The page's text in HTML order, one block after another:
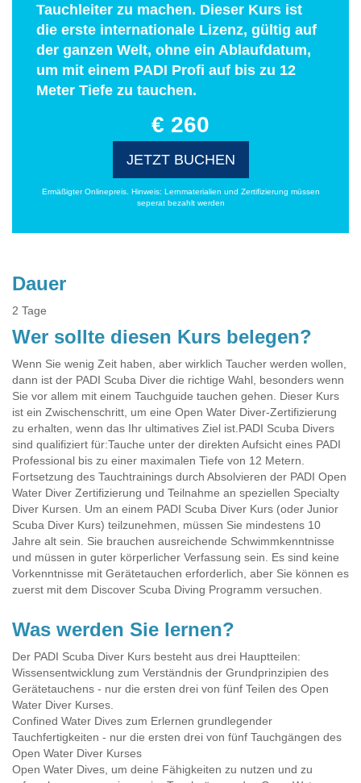
Tauchleiter zu machen. Dieser Kurs ist
die erste internationale Lizenz, gültig auf
der ganzen Welt, ohne ein Ablaufdatum,
um mit einem PADI Profi auf bis zu 12
Meter Tiefe zu tauchen.
€ 260
JETZT BUCHEN
Ermäßigter Onlinepreis. Hinweis: Lernmaterialien und Zertifizierung müssen
seperat bezahlt werden
Dauer
2 Tage
Wer sollte diesen Kurs belegen?
Wenn Sie wenig Zeit haben, aber wirklich Taucher werden wollen,
dann ist der PADI Scuba Diver die richtige Wahl, besonders wenn
Sie vor allem mit einem Tauchguide tauchen gehen. Dieser Kurs
ist ein Zwischenschritt, um eine Open Water Diver-Zertifizierung
zu erhalten, wenn das Ihr ultimatives Ziel ist.PADI Scuba Divers
sind qualifiziert für:Tauche unter der direkten Aufsicht eines PADI
Professional bis zu einer maximalen Tiefe von 12 Metern.
Fortsetzung des Tauchtrainings durch Absolvieren der PADI Open
Water Diver Zertifizierung und Teilnahme an speziellen Specialty
Diver Kursen. Um an einem PADI Scuba Diver Kurs (oder Junior
Scuba Diver Kurs) teilzunehmen, müssen Sie mindestens 10
Jahre alt sein. Sie brauchen ausreichende Schwimmkenntnisse
und müssen in guter körperlicher Verfassung sein. Es sind keine
Vorkenntnisse mit Gerätetauchen erforderlich, aber Sie können es
zuerst mit dem Discover Scuba Diving Programm versuchen.
Was werden Sie lernen?
Der PADI Scuba Diver Kurs besteht aus drei Hauptteilen:
Wissensentwicklung zum Verständnis der Grundprinzipien des
Gerätetauchens - nur die ersten drei von fünf Teilen des Open
Water Diver Kurses.
Confined Water Dives zum Erlernen grundlegender
Tauchfertigkeiten - nur die ersten drei von fünf Tauchgängen des
Open Water Diver Kurses
Open Water Dives, um deine Fähigkeiten zu nutzen und zu